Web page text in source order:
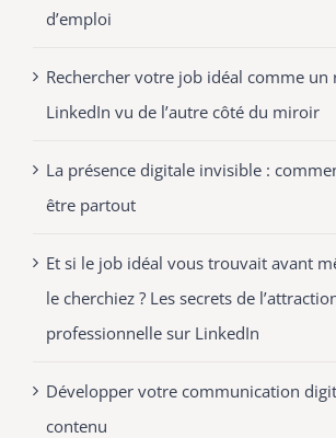
d’emploi
Rechercher votre job idéal comme un
LinkedIn vu de l’autre côté du miroir
La présence digitale invisible :
être partout
Et si le job idéal vous trouvait avant
le cherchiez ? Les secrets de
professionnelle sur LinkedIn
Développer votre communication
contenu